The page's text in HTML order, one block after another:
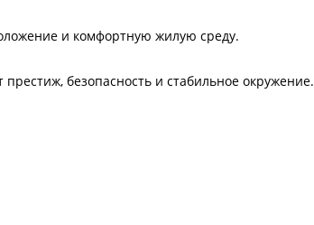
и комфортную жилую среду.
безопасность и стабильное окружение.